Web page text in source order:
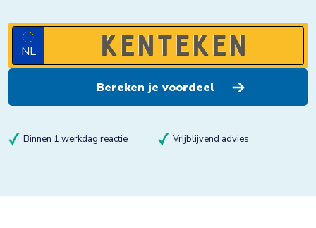
NL
Binnen 1 werkdag reactie Vrijblijvend advies